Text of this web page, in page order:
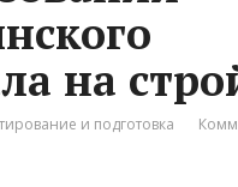
на
и подготовка